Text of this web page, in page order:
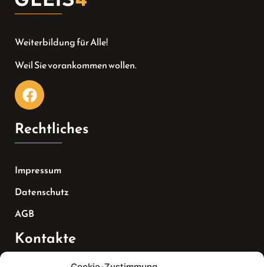
Weiterbildung für Alle!
Weil Sie vorankommen wollen.
Rechtliches
Impressum
Datenschutz
AGB
Kontakte